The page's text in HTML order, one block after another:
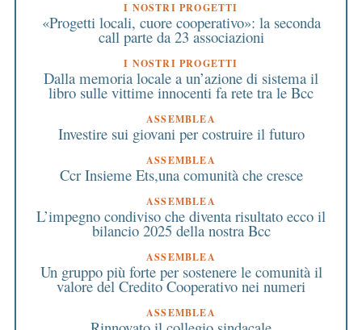
I NOSTRI PROGETTI
«Progetti locali, cuore cooperativo»: la seconda
call parte da 23 associazioni
I NOSTRI PROGETTI
Dalla memoria locale a un’azione di sistema il
libro sulle vittime innocenti fa rete tra le Bcc
ASSEMBLEA
Investire sui giovani per costruire il futuro
ASSEMBLEA
Ccr Insieme Ets,una comunità che cresce
ASSEMBLEA
L’impegno condiviso che diventa risultato ecco il
bilancio 2025 della nostra Bcc
ASSEMBLEA
Un gruppo più forte per sostenere le comunità il
valore del Credito Cooperativo nei numeri
ASSEMBLEA